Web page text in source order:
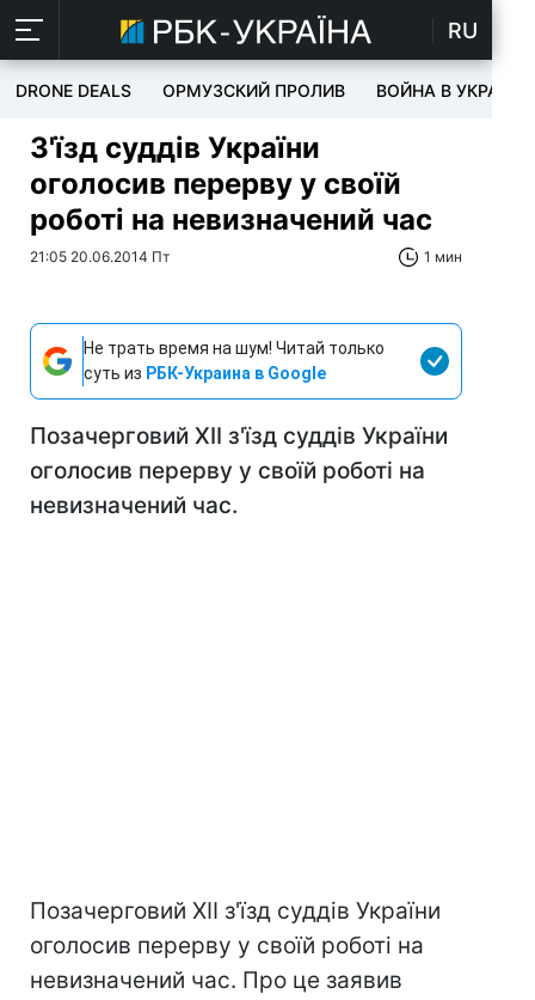
RU
DRONE DEALS ОРМУЗСКИЙ ПРОЛИВ ВОЙНА В УКРАИНЕ
З'їзд суддів України
оголосив перерву у своїй
роботі на невизначений час
21:05 20.06.2014 Пт 1 мин
Не трать время на шум! Читай только
суть из РБК-Украина в Google
Позачерговий XII з'їзд суддів України
оголосив перерву у своїй роботі на
невизначений час.
Позачерговий XII з'їзд суддів України
оголосив перерву у своїй роботі на
невизначений час. Про це заявив